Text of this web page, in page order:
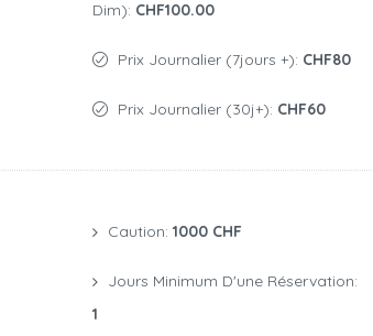
Dim): CHF100.00
Prix Journalier (7jours +): CHF80
Prix Journalier (30j+): CHF60
Caution: 1000 CHF
Jours Minimum D'une Réservation:
1